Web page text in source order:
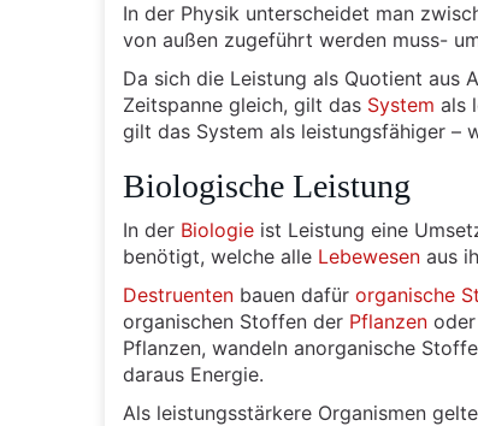
In der Physik unterscheidet man
von außen zugeführt werden muss-
Da sich die Leistung als Quotient aus
Zeitspanne gleich, gilt das System als
gilt das System als leistungsfähiger –
Biologische Leistung
In der Biologie ist Leistung eine
benötigt, welche alle Lebewesen aus
Destruenten bauen dafür organische
organischen Stoffen der Pflanzen
Pflanzen, wandeln anorganische
daraus Energie.
Als leistungsstärkere Organismen